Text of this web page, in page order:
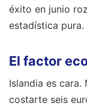
éxito en junio
estadística pura.
El factor
Islandia es
costarte seis